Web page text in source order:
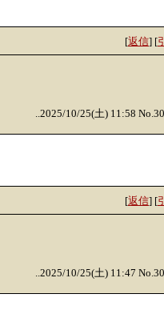
[返信] [
..2025/10/25(土) 11:58
[返信] [
..2025/10/25(土) 11:47